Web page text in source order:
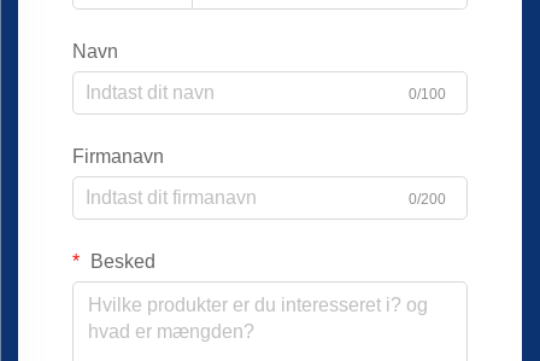
Navn
0/100
Firmanavn
0/200
Besked